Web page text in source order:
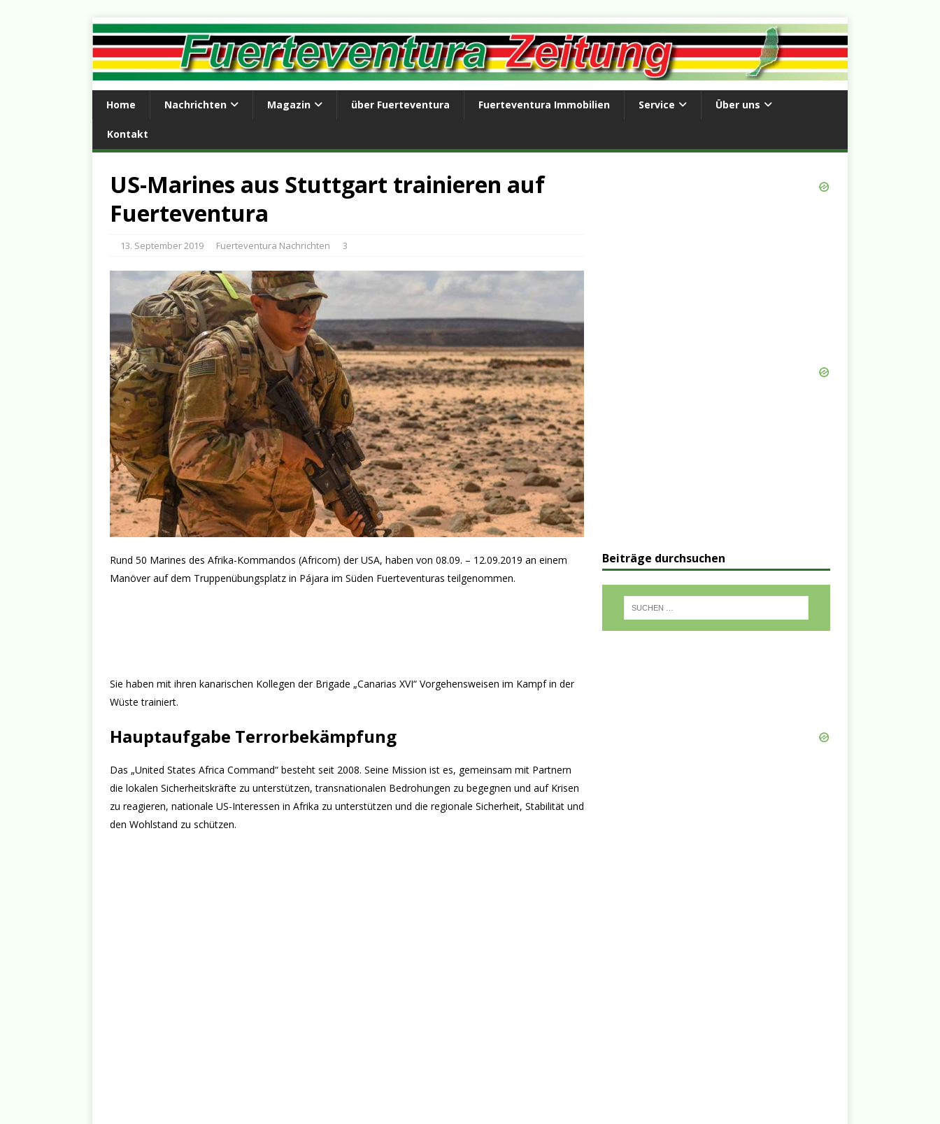
Home Nachrichten Magazin über Fuerteventura Fuerteventura Immobilien Service Über uns
Kontakt
US-Marines aus Stuttgart trainieren auf
Fuerteventura
13. September 2019 Fuerteventura Nachrichten 3
Rund 50 Marines des Afrika-Kommandos (Africom) der USA, haben von 08.09. – 12.09.2019 an einem
Manöver auf dem Truppenübungsplatz in Pájara im Süden Fuerteventuras teilgenommen.
Sie haben mit ihren kanarischen Kollegen der Brigade „Canarias XVI“ Vorgehensweisen im Kampf in der
Wüste trainiert.
Hauptaufgabe Terrorbekämpfung
Das „United States Africa Command“ besteht seit 2008. Seine Mission ist es, gemeinsam mit Partnern
die lokalen Sicherheitskräfte zu unterstützen, transnationalen Bedrohungen zu begegnen und auf Krisen
zu reagieren, nationale US-Interessen in Afrika zu unterstützen und die regionale Sicherheit, Stabilität und
den Wohlstand zu schützen.
Beiträge durchsuchen